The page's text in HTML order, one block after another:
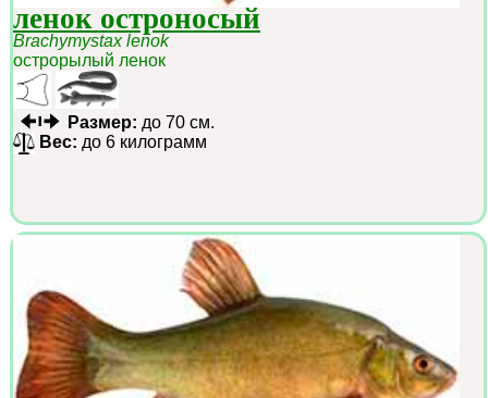
ленок остроносый
Brachymystax lenok
острорылый ленок
Размер: до 70 см.
Вес: до 6 килограмм